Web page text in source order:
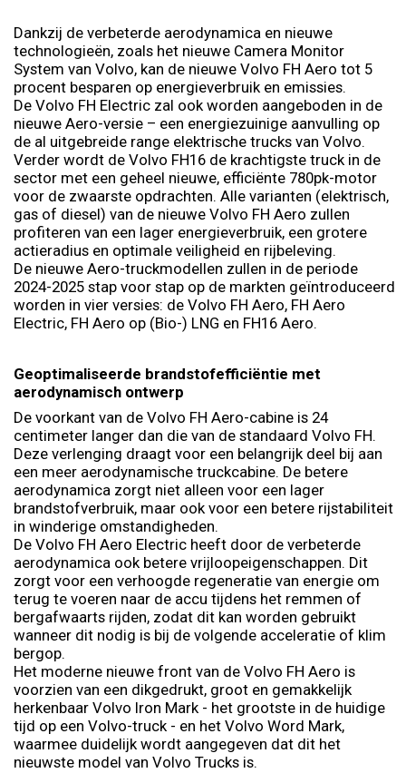
Dankzij de verbeterde aerodynamica en nieuwe
technologieën, zoals het nieuwe Camera Monitor
System van Volvo, kan de nieuwe Volvo FH Aero tot 5
procent besparen op energieverbruik en emissies.
De Volvo FH Electric zal ook worden aangeboden in de
nieuwe Aero-versie – een energiezuinige aanvulling op
de al uitgebreide range elektrische trucks van Volvo.
Verder wordt de Volvo FH16 de krachtigste truck in de
sector met een geheel nieuwe, efficiënte 780pk-motor
voor de zwaarste opdrachten. Alle varianten (elektrisch,
gas of diesel) van de nieuwe Volvo FH Aero zullen
profiteren van een lager energieverbruik, een grotere
actieradius en optimale veiligheid en rijbeleving.
De nieuwe Aero-truckmodellen zullen in de periode
2024-2025 stap voor stap op de markten geïntroduceerd
worden in vier versies: de Volvo FH Aero, FH Aero
Electric, FH Aero op (Bio-) LNG en FH16 Aero.
Geoptimaliseerde brandstofefficiëntie met
aerodynamisch ontwerp
De voorkant van de Volvo FH Aero-cabine is 24
centimeter langer dan die van de standaard Volvo FH.
Deze verlenging draagt voor een belangrijk deel bij aan
een meer aerodynamische truckcabine. De betere
aerodynamica zorgt niet alleen voor een lager
brandstofverbruik, maar ook voor een betere rijstabiliteit
in winderige omstandigheden.
De Volvo FH Aero Electric heeft door de verbeterde
aerodynamica ook betere vrijloopeigenschappen. Dit
zorgt voor een verhoogde regeneratie van energie om
terug te voeren naar de accu tijdens het remmen of
bergafwaarts rijden, zodat dit kan worden gebruikt
wanneer dit nodig is bij de volgende acceleratie of klim
bergop.
Het moderne nieuwe front van de Volvo FH Aero is
voorzien van een dikgedrukt, groot en gemakkelijk
herkenbaar Volvo Iron Mark - het grootste in de huidige
tijd op een Volvo-truck - en het Volvo Word Mark,
waarmee duidelijk wordt aangegeven dat dit het
nieuwste model van Volvo Trucks is.